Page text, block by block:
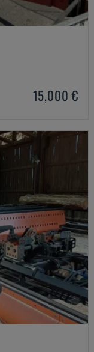
15,000 €